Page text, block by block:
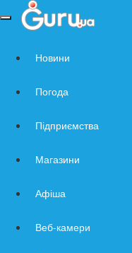
Навигация
Новини
Погода
Підприємства
Магазини
Афіша
Веб-камери